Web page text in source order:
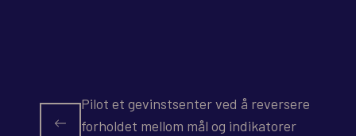
Pilot et gevinstsenter ved å reversere
forholdet mellom mål og indikatorer